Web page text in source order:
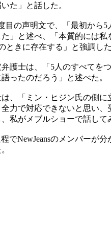
た」と話した。
目の声明文で、「最初から
」と述べ、「本質的には
ときに存在する」と強調した
護士は、「5人のすべてを
ったのだろう」と述べた。
、「ミン・ヒジン氏の側
全力で対応できないと思い
私がメブルショーで話して
でNewJeansのメンバーが